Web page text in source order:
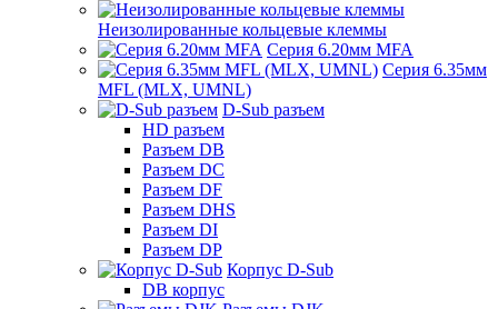
Неизолированные кольцевые клеммы
Серия 6.20мм MFA
Серия 6.35мм
MFL (MLX, UMNL)
D-Sub разъем
HD разъем
Разъем DB
Разъем DC
Разъем DF
Разъем DHS
Разъем DI
Разъем DP
Корпус D-Sub
DB корпус